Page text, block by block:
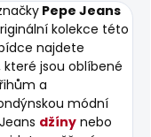
Pepe Jeans
kolekce této
najdete
jsou oblíbené
a
módní
džíny nebo